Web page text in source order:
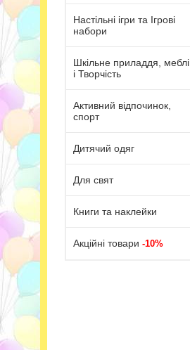
Настільні ігри та Ігрові
набори
Шкільне приладдя, меблі
і Творчість
Активний відпочинок,
спорт
Дитячий одяг
Для свят
Книги та наклейки
Акційні товари -10%